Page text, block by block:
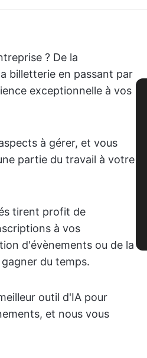
? De la
billetterie en passant par
exceptionnelle à vos
à gérer, et vous
partie du travail à votre
tirent profit de
à vos
d'évènements ou de la
du temps.
outil d'IA pour
et nous vous